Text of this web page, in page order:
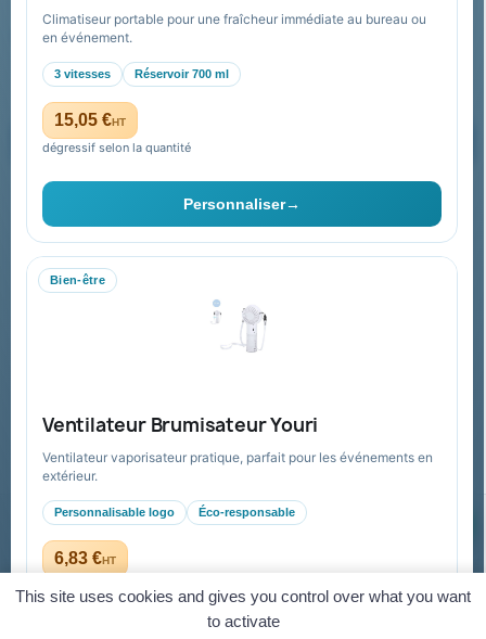
Climatiseur portable pour une fraîcheur immédiate au bureau ou
en événement.
3 vitesses Réservoir 700 ml
15,05 €HT
dégressif selon la quantité
Personnaliser→
Bien-être
Ventilateur Brumisateur Youri
Ventilateur vaporisateur pratique, parfait pour les événements en
extérieur.
Personnalisable logo Éco-responsable
6,83 €HT
Recevez nos offres spéciales
Vous pouvez vous désinscrire à tout moment. Vous trouverez pour
cela nos informations de contact dans les conditions d'utilisation du
site.
Collectivités & administrations
Devis, mandat administratif et facturation Chorus Pro
© 2026 Goodies Pub France — Tous droits réservés
Mentions légales
Virement Mandat administratif Visa Mastercard
This site uses cookies and gives you control over what you want
to activate